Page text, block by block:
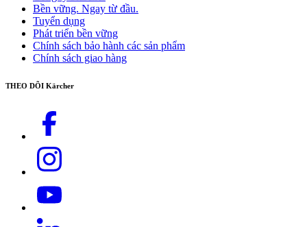
Thông tin liên hệ chi tiết:tại đây
Bền vững. Ngay từ đầu.
Tuyển dụng
Phát triển bền vững
Chính sách bảo hành các sản phẩm
Chính sách giao hàng
THEO DÕI Kärcher